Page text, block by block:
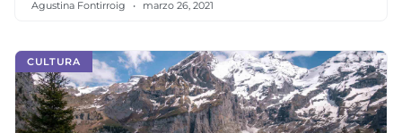
Agustina Fontirroig marzo 26, 2021
CULTURA